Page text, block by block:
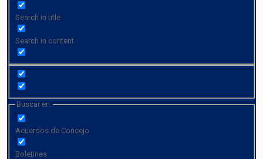
Search in title
Search in content
Buscar en:
Acuerdos de Concejo
Boletines